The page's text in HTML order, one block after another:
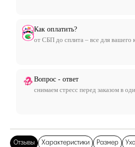
Как оплатить?
от СБП до сплита – все для вашего
Вопрос - ответ
снимаем стресс перед заказом в
Отзывы Характеристики Размер